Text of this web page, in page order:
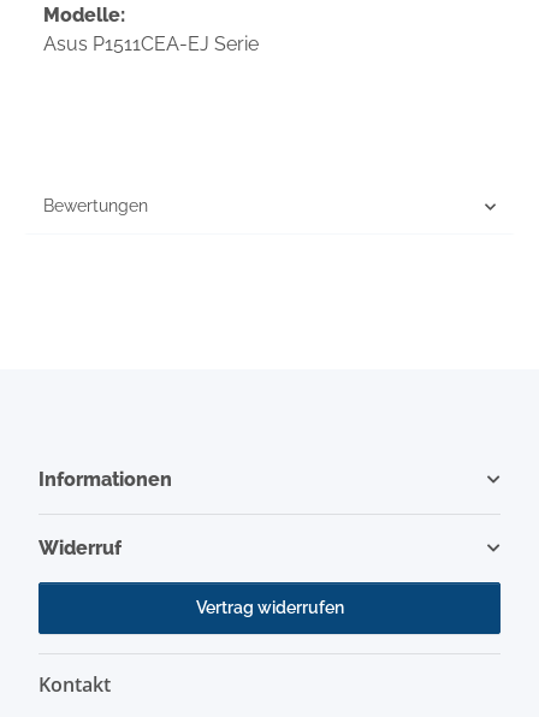
Modelle:
Asus P1511CEA-EJ Serie
Bewertungen
Informationen
Widerruf
Vertrag widerrufen
Kontakt